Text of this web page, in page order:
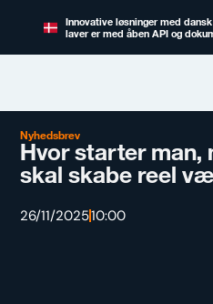
Innovative løsninger med
laver er med åben API og
Nyhedsbrev
Hvor starter man,
skal skabe reel
26/11/202510:00